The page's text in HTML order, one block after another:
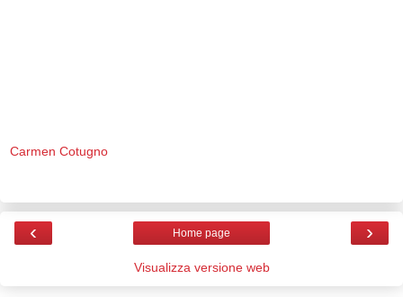
Carmen Cotugno
‹ ›
Home page
Visualizza versione web